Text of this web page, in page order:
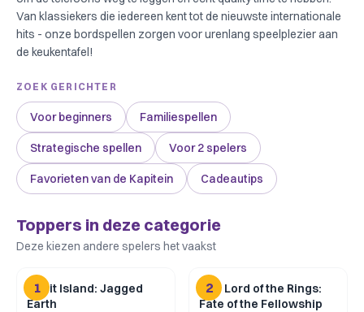
Van klassiekers die iedereen kent tot de nieuwste internationale
hits - onze bordspellen zorgen voor urenlang speelplezier aan
de keukentafel!
ZOEK GERICHTER
Voor beginners Familiespellen
Strategische spellen Voor 2 spelers
Favorieten van de Kapitein Cadeautips
Toppers in deze categorie
Deze kiezen andere spelers het vaakst
1
Spirit Island: Jagged
Earth
2
The Lord of the Rings:
Fate of the Fellowship